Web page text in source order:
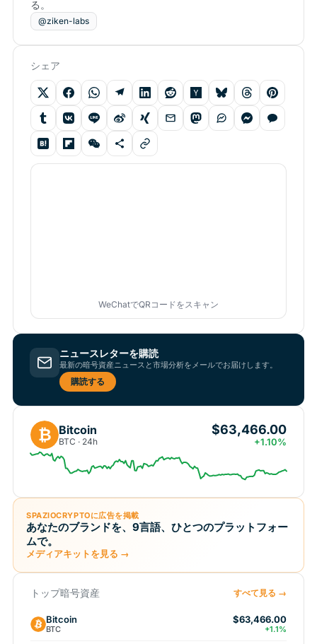
る。
@ziken-labs
シェア
WeChatでQRコードをスキャン
ニュースレターを購読
最新の暗号資産ニュースと市場分析をメールでお届けします。
購読する
₿ Bitcoin
BTC · 24h
$63,466.00
+1.10%
SPAZIOCRYPTOに広告を掲載
あなたのブランドを、9言語、ひとつのプラットフォー
ムで。
メディアキットを見る →
トップ暗号資産 すべて見る →
Bitcoin
BTC
$63,466.00
+1.1%